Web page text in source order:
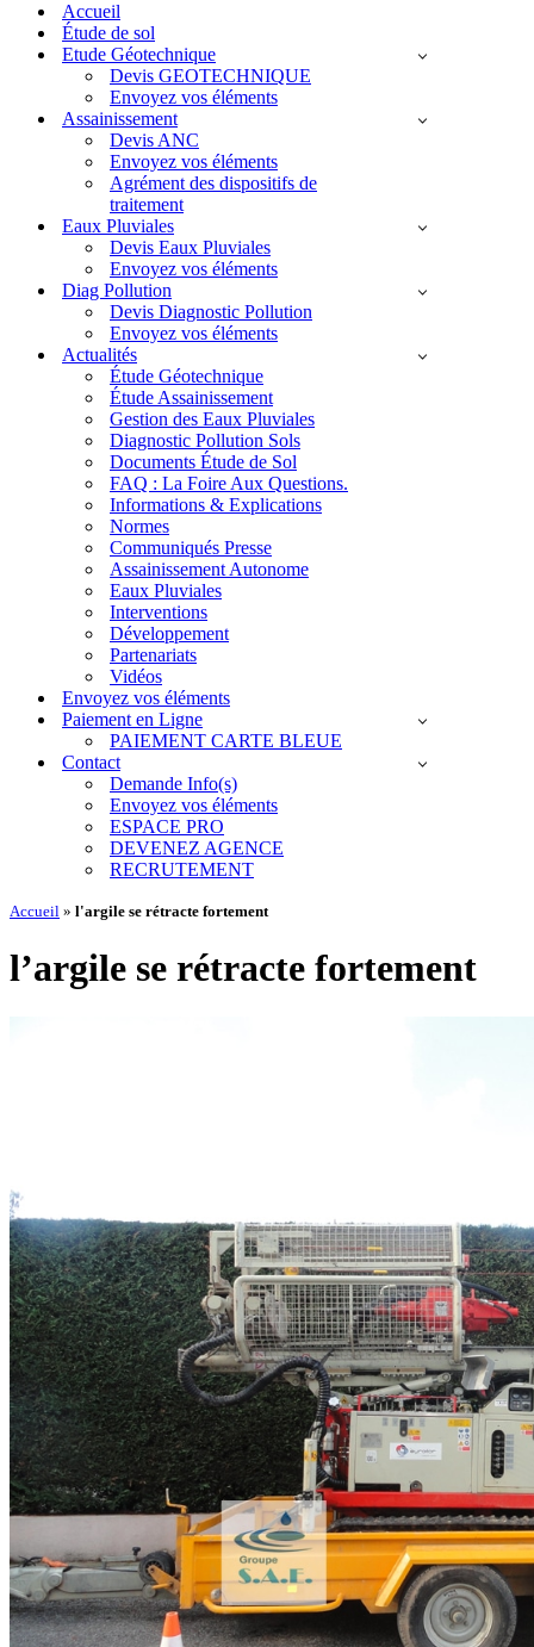
navigationAccueil
Étude de sol
Etude Géotechnique
Devis GEOTECHNIQUE
Envoyez vos éléments
Assainissement
Devis ANC
Envoyez vos éléments
Agrément des dispositifs de
traitement
Eaux Pluviales
Devis Eaux Pluviales
Envoyez vos éléments
Diag Pollution
Devis Diagnostic Pollution
Envoyez vos éléments
Actualités
Étude Géotechnique
Étude Assainissement
Gestion des Eaux Pluviales
Diagnostic Pollution Sols
Documents Étude de Sol
FAQ : La Foire Aux Questions.
Informations & Explications
Normes
Communiqués Presse
Assainissement Autonome
Eaux Pluviales
Interventions
Développement
Partenariats
Vidéos
Envoyez vos éléments
Paiement en Ligne
PAIEMENT CARTE BLEUE
Contact
Demande Info(s)
Envoyez vos éléments
ESPACE PRO
DEVENEZ AGENCE
RECRUTEMENT
Accueil » l'argile se rétracte fortement
l’argile se rétracte fortement